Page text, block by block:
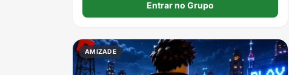
Entrar no Grupo
AMIZADE